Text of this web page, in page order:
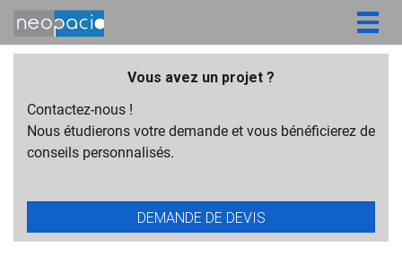
Vous avez un projet ?
Contactez-nous !
Nous étudierons votre demande et vous bénéficierez de
conseils personnalisés.
DEMANDE DE DEVIS